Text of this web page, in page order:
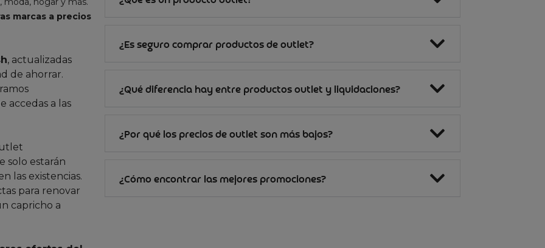
marcas a precios
, actualizadas
de ahorrar.
accedas a las
solo estarán
las existencias.
para renovar
capricho a
¿Es seguro comprar productos de outlet?
¿Qué diferencia hay entre productos outlet y liquidaciones?
¿Por qué los precios de outlet son más bajos?
¿Cómo encontrar las mejores promociones?